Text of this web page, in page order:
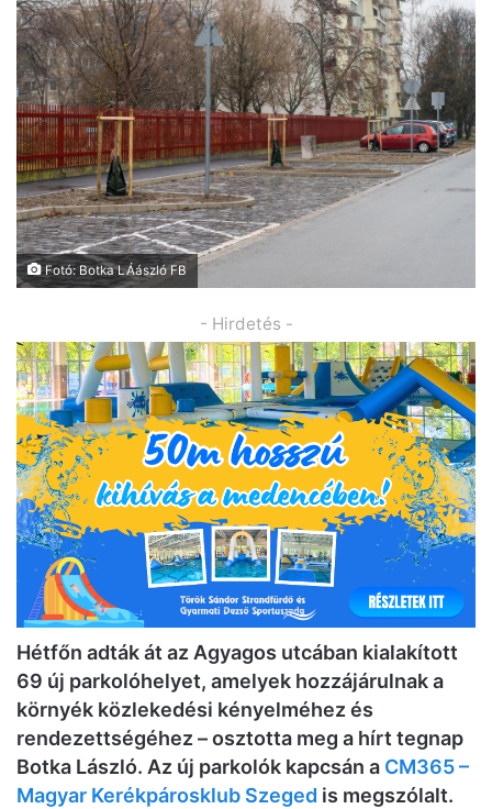
Fotó: Botka LÁászló FB
- Hirdetés -
Hétfőn adták át az Agyagos utcában kialakított
69 új parkolóhelyet, amelyek hozzájárulnak a
környék közlekedési kényelméhez és
rendezettségéhez – osztotta meg a hírt tegnap
Botka László. Az új parkolók kapcsán a CM365 –
Magyar Kerékpárosklub Szeged is megszólalt.